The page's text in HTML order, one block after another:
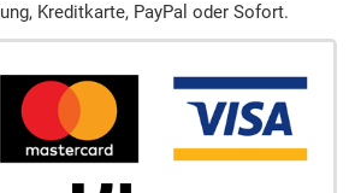
Kreditkarte, PayPal oder Sofort.